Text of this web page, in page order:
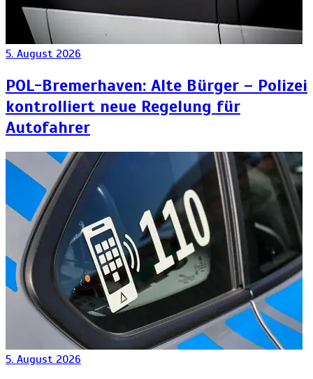
5. August 2026
POL-Bremerhaven: Alte Bürger – Polizei
kontrolliert neue Regelung für
Autofahrer
5. August 2026